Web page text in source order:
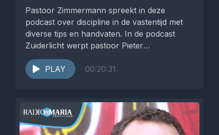
Pastoor Zimmermann spreekt in deze
podcast over discipline in de vastentijd met
diverse tips en handvaten. In de podcast
Zuiderlicht werpt pastoor Pieter
Zimmermann...
PLAY
00:20:31